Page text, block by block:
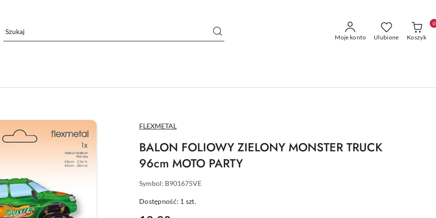
Moje konto Ulubione Koszyk
0
NAZWA
PRODUCENTA:
FLEXMETAL
BALON FOLIOWY ZIELONY MONSTER TRUCK
96cm MOTO PARTY
Symbol: B901675VE
Dostępność: 1 szt.